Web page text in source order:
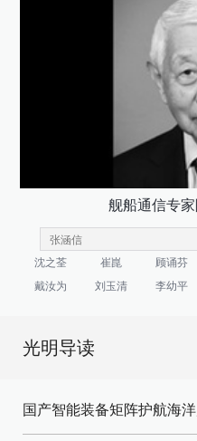
舰船通信专
沈之荃 崔崑 顾诵芬
戴汝为
刘玉清 李幼平
光明导读
国产智能装备矩阵护航海